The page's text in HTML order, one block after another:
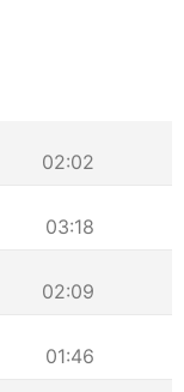
02:02
03:18
02:09
01:46